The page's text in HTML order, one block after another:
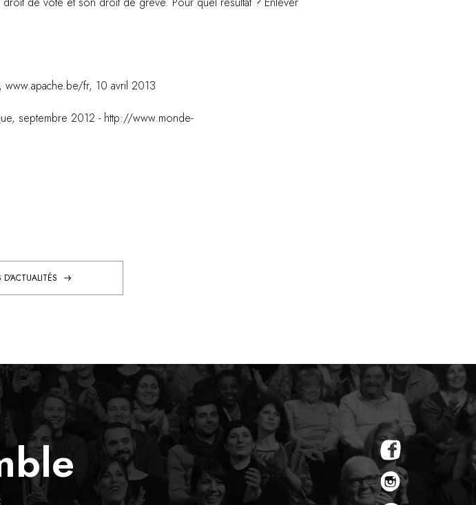
www.apache.be/fr, 10 avril 2013
septembre 2012 - http://www.monde-
D'ACTUALITÉS